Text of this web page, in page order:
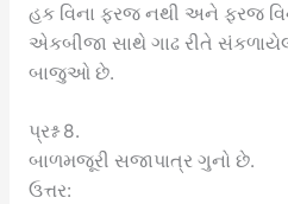
હક વિના ફરજ નથી અને ફરજ
એકબીજા સાથે ગાઢ રીતે
બાજુઓ છે.
પ્રશ્ન 8.
બાળમજૂરી સજાપાત્ર ગુનો છે.
ઉત્તર: